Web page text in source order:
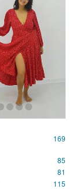
169
85
81
115